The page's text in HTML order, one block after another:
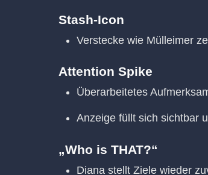
Stash-Icon
Verstecke wie Mülleimer
Attention Spike
Überarbeitetes
Anzeige füllt sich sichtbar
„Who is THAT?“
Diana stellt Ziele wieder